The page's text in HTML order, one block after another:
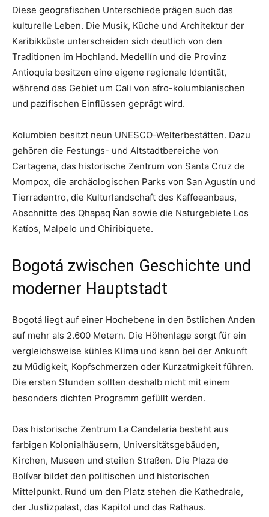
Diese geografischen Unterschiede prägen auch das
kulturelle Leben. Die Musik, Küche und Architektur der
Karibikküste unterscheiden sich deutlich von den
Traditionen im Hochland. Medellín und die Provinz
Antioquia besitzen eine eigene regionale Identität,
während das Gebiet um Cali von afro-kolumbianischen
und pazifischen Einflüssen geprägt wird.
Kolumbien besitzt neun UNESCO-Welterbestätten. Dazu
gehören die Festungs- und Altstadtbereiche von
Cartagena, das historische Zentrum von Santa Cruz de
Mompox, die archäologischen Parks von San Agustín und
Tierradentro, die Kulturlandschaft des Kaffeeanbaus,
Abschnitte des Qhapaq Ñan sowie die Naturgebiete Los
Katíos, Malpelo und Chiribiquete.
Bogotá zwischen Geschichte und
moderner Hauptstadt
Bogotá liegt auf einer Hochebene in den östlichen Anden
auf mehr als 2.600 Metern. Die Höhenlage sorgt für ein
vergleichsweise kühles Klima und kann bei der Ankunft
zu Müdigkeit, Kopfschmerzen oder Kurzatmigkeit führen.
Die ersten Stunden sollten deshalb nicht mit einem
besonders dichten Programm gefüllt werden.
Das historische Zentrum La Candelaria besteht aus
farbigen Kolonialhäusern, Universitätsgebäuden,
Kirchen, Museen und steilen Straßen. Die Plaza de
Bolívar bildet den politischen und historischen
Mittelpunkt. Rund um den Platz stehen die Kathedrale,
der Justizpalast, das Kapitol und das Rathaus.